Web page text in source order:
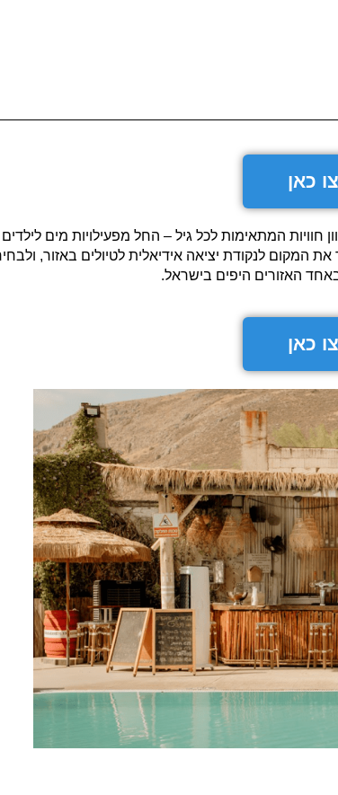
כאן
המתאימות לכל גיל – החל מפעילויות מים
המקום לנקודת יציאה אידיאלית לטיולים באזור,
האזורים היפים בישראל.
כאן